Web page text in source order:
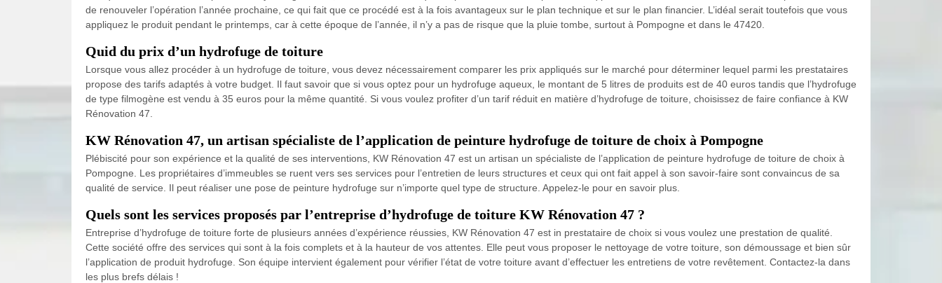
de renouveler l’opération l’année prochaine, ce qui fait que ce procédé est à la fois avantageux sur le plan technique et sur le plan financier. L’idéal serait toutefois que vous
appliquez le produit pendant le printemps, car à cette époque de l’année, il n’y a pas de risque que la pluie tombe, surtout à Pompogne et dans le 47420.
Quid du prix d’un hydrofuge de toiture
Lorsque vous allez procéder à un hydrofuge de toiture, vous devez nécessairement comparer les prix appliqués sur le marché pour déterminer lequel parmi les prestataires
propose des tarifs adaptés à votre budget. Il faut savoir que si vous optez pour un hydrofuge aqueux, le montant de 5 litres de produits est de 40 euros tandis que l’hydrofuge
de type filmogène est vendu à 35 euros pour la même quantité. Si vous voulez profiter d’un tarif réduit en matière d’hydrofuge de toiture, choisissez de faire confiance à KW
Rénovation 47.
KW Rénovation 47, un artisan spécialiste de l’application de peinture hydrofuge de toiture de choix à Pompogne
Plébiscité pour son expérience et la qualité de ses interventions, KW Rénovation 47 est un artisan un spécialiste de l’application de peinture hydrofuge de toiture de choix à
Pompogne. Les propriétaires d’immeubles se ruent vers ses services pour l’entretien de leurs structures et ceux qui ont fait appel à son savoir-faire sont convaincus de sa
qualité de service. Il peut réaliser une pose de peinture hydrofuge sur n’importe quel type de structure. Appelez-le pour en savoir plus.
Quels sont les services proposés par l’entreprise d’hydrofuge de toiture KW Rénovation 47 ?
Entreprise d’hydrofuge de toiture forte de plusieurs années d’expérience réussies, KW Rénovation 47 est in prestataire de choix si vous voulez une prestation de qualité.
Cette société offre des services qui sont à la fois complets et à la hauteur de vos attentes. Elle peut vous proposer le nettoyage de votre toiture, son démoussage et bien sûr
l’application de produit hydrofuge. Son équipe intervient également pour vérifier l’état de votre toiture avant d’effectuer les entretiens de votre revêtement. Contactez-la dans
les plus brefs délais !